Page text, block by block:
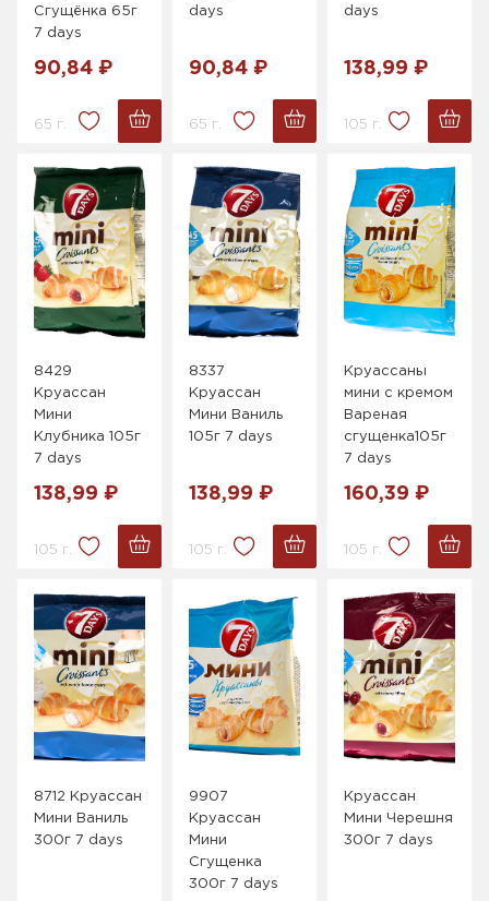
Сгущёнка 65г
7 days
90,84 ₽
65 г.
days
90,84 ₽
65 г.
days
138,99 ₽
105 г.
8429
Круассан
Мини
Клубника 105г
7 days
138,99 ₽
105 г.
8337
Круассан
Мини Ваниль
105г 7 days
138,99 ₽
105 г.
Круассаны
мини с кремом
Вареная
сгущенка105г
7 days
160,39 ₽
105 г.
8712 Круассан
Мини Ваниль
300г 7 days
9907
Круассан
Мини
Сгущенка
300г 7 days
Круассан
Мини Черешня
300г 7 days